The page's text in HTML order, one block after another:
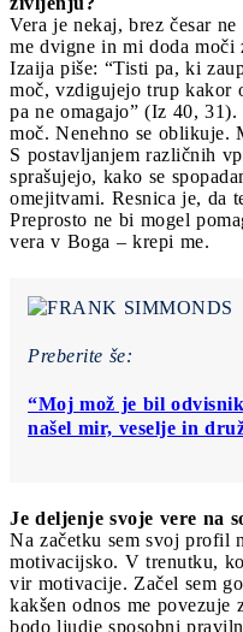
Vera je nekaj, brez česar
me dvigne in mi doda moči
Izaija piše: “Tisti pa, ki
moč, vzdigujejo trup kakor
pa ne omagajo” (Iz 40,
moč. Nenehno se oblikuje.
S postavljanjem različnih
sprašujejo, kako se
omejitvami. Resnica je, da
Preprosto ne bi mogel
vera v Boga – krepi me.
Preberite še:
“Moj mož je bil
našel mir, veselje in
Je deljenje svoje vere na
Na začetku sem svoj profil
motivacijsko. V trenutku,
vir motivacije. Začel sem
kakšen odnos me povezuje
bodo ljudje sposobni